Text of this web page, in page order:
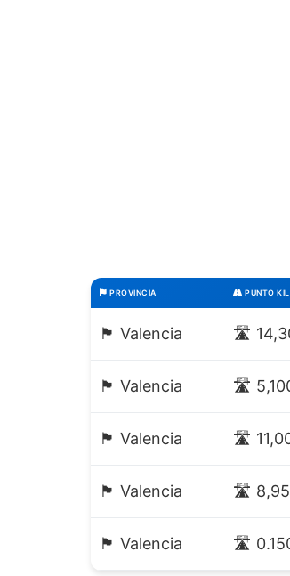
PROVINCIA PUNTO
🏴 Valencia 🛣️
🏴 Valencia 🛣️
🏴 Valencia 🛣️
🏴 Valencia 🛣️
🏴 Valencia 🛣️